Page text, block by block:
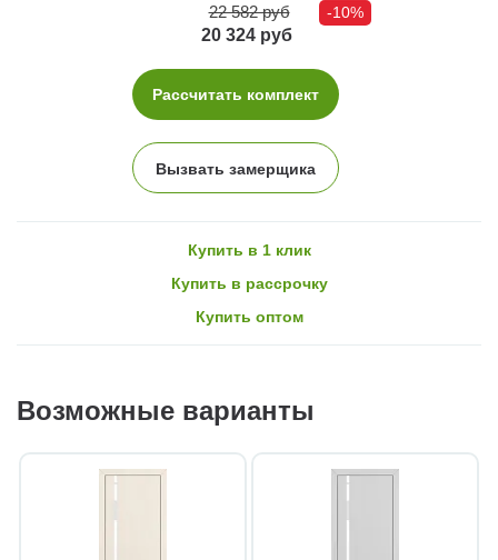
22 582 руб -10%
20 324 руб
Рассчитать комплект
Вызвать замерщика
Купить в 1 клик
Купить в рассрочку
Купить оптом
Возможные варианты